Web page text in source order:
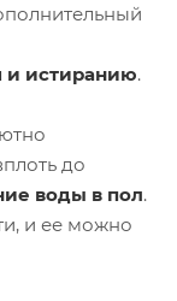
и истиранию.
до
воды в пол.
и ее можно